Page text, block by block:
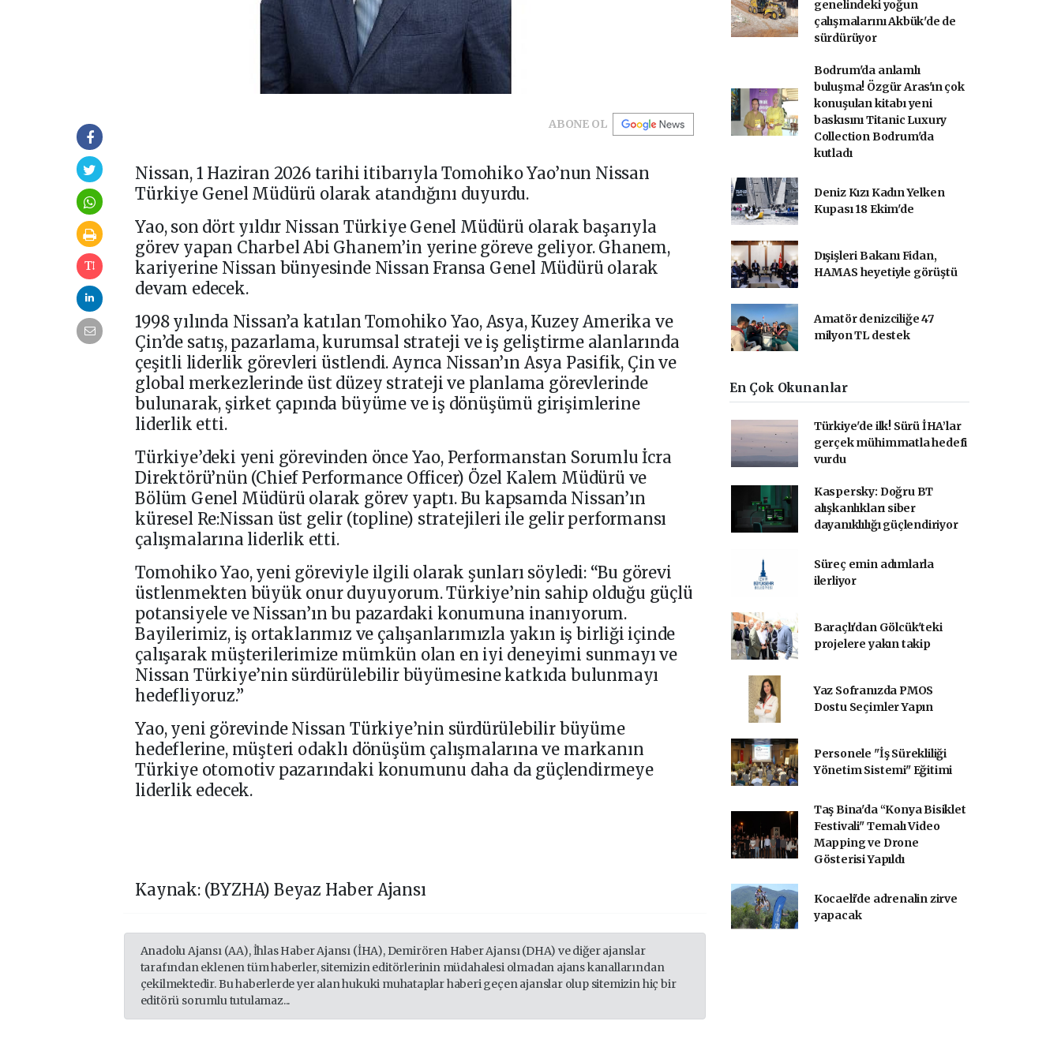
ABONE OL
Nissan, 1 Haziran 2026 tarihi itibarıyla Tomohiko Yao’nun Nissan
Türkiye Genel Müdürü olarak atandığını duyurdu.
Yao, son dört yıldır Nissan Türkiye Genel Müdürü olarak başarıyla
görev yapan Charbel Abi Ghanem’in yerine göreve geliyor. Ghanem,
kariyerine Nissan bünyesinde Nissan Fransa Genel Müdürü olarak
devam edecek.
1998 yılında Nissan’a katılan Tomohiko Yao, Asya, Kuzey Amerika ve
Çin’de satış, pazarlama, kurumsal strateji ve iş geliştirme alanlarında
çeşitli liderlik görevleri üstlendi. Ayrıca Nissan’ın Asya Pasifik, Çin ve
global merkezlerinde üst düzey strateji ve planlama görevlerinde
bulunarak, şirket çapında büyüme ve iş dönüşümü girişimlerine
liderlik etti.
Türkiye’deki yeni görevinden önce Yao, Performanstan Sorumlu İcra
Direktörü’nün (Chief Performance Officer) Özel Kalem Müdürü ve
Bölüm Genel Müdürü olarak görev yaptı. Bu kapsamda Nissan’ın
küresel Re:Nissan üst gelir (topline) stratejileri ile gelir performansı
çalışmalarına liderlik etti.
Tomohiko Yao, yeni göreviyle ilgili olarak şunları söyledi: “Bu görevi
üstlenmekten büyük onur duyuyorum. Türkiye’nin sahip olduğu güçlü
potansiyele ve Nissan’ın bu pazardaki konumuna inanıyorum.
Bayilerimiz, iş ortaklarımız ve çalışanlarımızla yakın iş birliği içinde
çalışarak müşterilerimize mümkün olan en iyi deneyimi sunmayı ve
Nissan Türkiye’nin sürdürülebilir büyümesine katkıda bulunmayı
hedefliyoruz.”
Yao, yeni görevinde Nissan Türkiye’nin sürdürülebilir büyüme
hedeflerine, müşteri odaklı dönüşüm çalışmalarına ve markanın
Türkiye otomotiv pazarındaki konumunu daha da güçlendirmeye
liderlik edecek.
Kaynak: (BYZHA) Beyaz Haber Ajansı
Anadolu Ajansı (AA), İhlas Haber Ajansı (İHA), Demirören Haber Ajansı (DHA) ve diğer ajanslar
tarafından eklenen tüm haberler, sitemizin editörlerinin müdahalesi olmadan ajans kanallarından
çekilmektedir. Bu haberlerde yer alan hukuki muhataplar haberi geçen ajanslar olup sitemizin hiç bir
editörü sorumlu tutulamaz...
genelindeki yoğun
çalışmalarını Akbük'de de
sürdürüyor
Bodrum'da anlamlı
buluşma! Özgür Aras'ın çok
konuşulan kitabı yeni
baskısını Titanic Luxury
Collection Bodrum'da
kutladı
Deniz Kızı Kadın Yelken
Kupası 18 Ekim'de
Dışişleri Bakanı Fidan,
HAMAS heyetiyle görüştü
Amatör denizciliğe 47
milyon TL destek
En Çok Okunanlar
Türkiye'de ilk! Sürü İHA’lar
gerçek mühimmatla hedefi
vurdu
Kaspersky: Doğru BT
alışkanlıkları siber
dayanıklılığı güçlendiriyor
Süreç emin adımlarla
ilerliyor
Baraçlı'dan Gölcük'teki
projelere yakın takip
Yaz Sofranızda PMOS
Dostu Seçimler Yapın
Personele "İş Sürekliliği
Yönetim Sistemi" Eğitimi
Taş Bina'da “Konya Bisiklet
Festivali" Temalı Video
Mapping ve Drone
Gösterisi Yapıldı
Kocaeli'de adrenalin zirve
yapacak